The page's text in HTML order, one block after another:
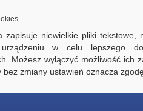
zapisuje niewielkie pliki tekstowe,
w celu lepszego
Możesz wyłączyć możliwość ich
bez zmiany ustawień oznacza